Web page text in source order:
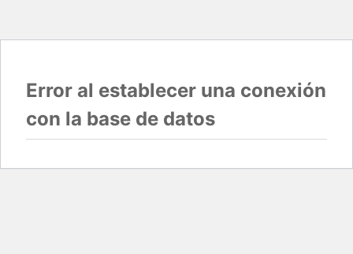
Error al establecer una conexión
con la base de datos